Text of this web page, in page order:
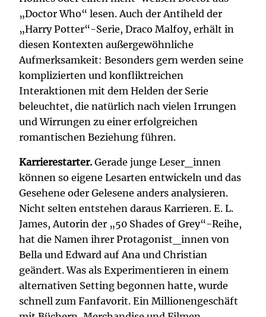
„Doctor Who“ lesen. Auch der Antiheld der
„Harry Potter“-Serie, Draco Malfoy, erhält in
diesen Kontexten außergewöhnliche
Aufmerksamkeit: Besonders gern werden seine
komplizierten und konfliktreichen
Interaktionen mit dem Helden der Serie
beleuchtet, die natürlich nach vielen Irrungen
und Wirrungen zu einer erfolgreichen
romantischen Beziehung führen.
Karrierestarter. Gerade junge Leser_innen
können so eigene Lesarten entwickeln und das
Gesehene oder Gelesene anders analysieren.
Nicht selten entstehen daraus Karrieren. E. L.
James, Autorin der „50 Shades of Grey“-Reihe,
hat die Namen ihrer Protagonist_innen von
Bella und Edward auf Ana und Christian
geändert. Was als Experimentieren in einem
alternativen Setting begonnen hatte, wurde
schnell zum Fanfavorit. Ein Millionengeschäft